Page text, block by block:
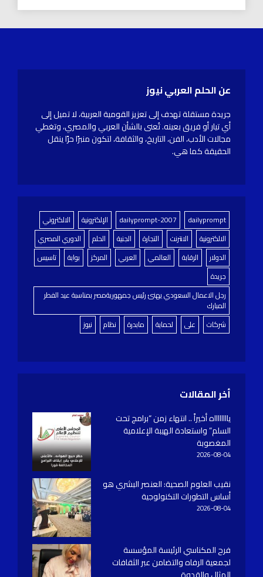
عن الحلم العربي نيوز
جريدة مستقلة تهدف إلى تعزيز القومية العربية، لا تميل إلى
أي تيار أو فريق بعينه. تُعنى بالشأن العربي والمصري، وتغطي
مجالات الأدب، الفن، التاريخ، والثقافة، لتكون منبرًا حرًا ينقل
الحقيقة كما هي.
dailyprompt
dailyprompt-2007 الإلكترونية
الالكتروني
الالكترونية
الانترنت التجارة الجنية الحلم
الدوري المصري
الدولار
الرقابة العالمي العربي المركز بوابة
تاسيس
جريدة
رجل الاعمال السعودي يهنئ رئيس جمهوريةمصر بمناسبة عيد الفطر
المبارك
شركات
على لحماية مابدرة نظام نيوز
أخر المقالات
يااااااااه أخيراً .. انتهاء زمن “برامج تحت
السلم” واستعادة الهيبة الإعلامية
المغصوبة
2026-08-04
نقيب العلوم الصحية: العنصر البشري هو
أساس التطورات التكنولوجية
2026-08-04
فرح المكناسي الرئيسة المؤسسة
لجمعية الرفاه والتضامن عبر الثقافات